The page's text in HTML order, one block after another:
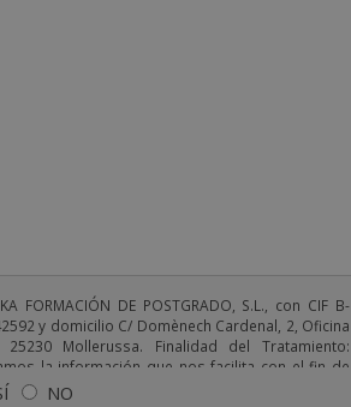
FORMACIÓN DE POSTGRADO, S.L., con CIF B-
y domicilio C/ Domènech Cardenal, 2, Oficina
25230 Mollerussa. Finalidad del Tratamiento:
la información que nos facilita con el fin de
correos electrónicos de tipo comercial
NO